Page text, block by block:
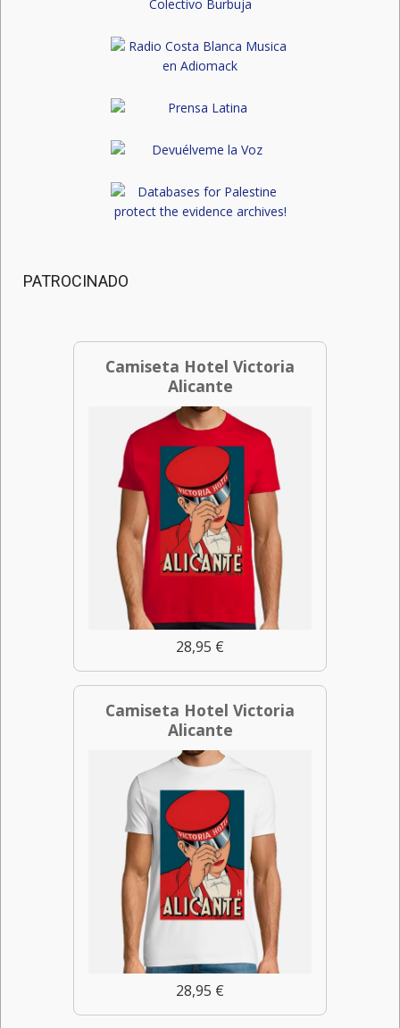
PATROCINADO
Camiseta Hotel Victoria
Alicante
28,95 €
Camiseta Hotel Victoria
Alicante
28,95 €